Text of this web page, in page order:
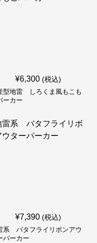
¥6,300 (税込)
型地雷 しろくま風もこも
ーカー
¥7,390 (税込)
系 バタフライリボンアウ
パーカー